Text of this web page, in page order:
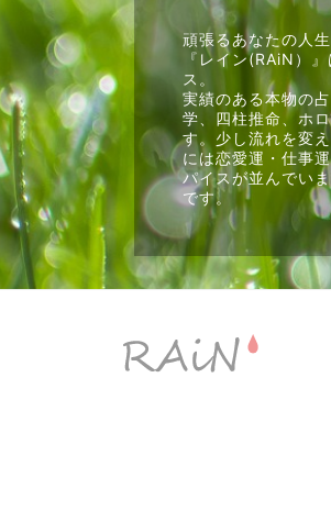
頑張るあなたの人
『レイン(RAiN）
ス。
実績のある本物の
学、四柱推命、ホ
す。少し流れを変
には恋愛運・仕事
パイスが並んでい
です。